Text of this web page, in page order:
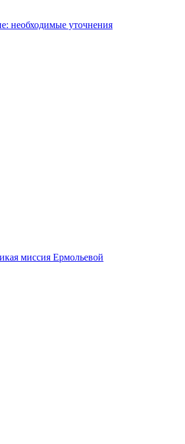
необходимые уточнения
миссия Ермольевой